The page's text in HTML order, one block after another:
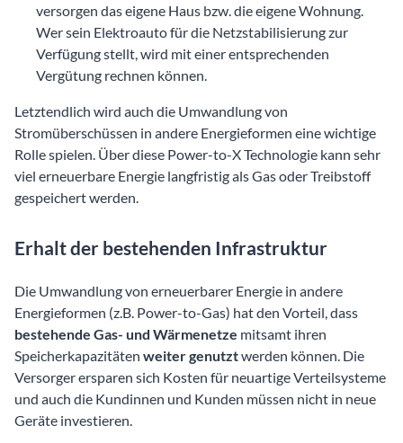
versorgen das eigene Haus bzw. die eigene Wohnung.
Wer sein Elektroauto für die Netzstabilisierung zur
Verfügung stellt, wird mit einer entsprechenden
Vergütung rechnen können.
Letztendlich wird auch die Umwandlung von
Stromüberschüssen in andere Energieformen eine wichtige
Rolle spielen. Über diese Power-to-X Technologie kann sehr
viel erneuerbare Energie langfristig als Gas oder Treibstoff
gespeichert werden.
Erhalt der bestehenden Infrastruktur
Die Umwandlung von erneuerbarer Energie in andere
Energieformen (z.B. Power-to-Gas) hat den Vorteil, dass
bestehende Gas- und Wärmenetze mitsamt ihren
Speicherkapazitäten weiter genutztwerden können. Die
Versorger ersparen sich Kosten für neuartige Verteilsysteme
und auch die Kundinnen und Kunden müssen nicht in neue
Geräte investieren.